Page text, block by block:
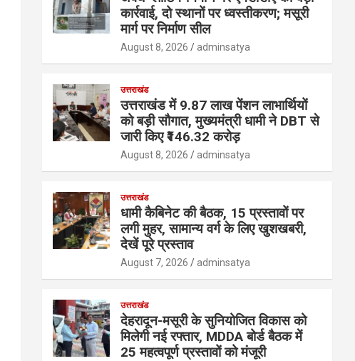
कार्रवाई, दो स्थानों पर ध्वस्तीकरण; मसूरी
मार्ग पर निर्माण सील
August 8, 2026 adminsatya
उत्तराखंड
उत्तराखंड में 9.87 लाख पेंशन लाभार्थियों
को बड़ी सौगात, मुख्यमंत्री धामी ने DBT से
जारी किए ₹146.32 करोड़
August 8, 2026 adminsatya
उत्तराखंड
धामी कैबिनेट की बैठक, 15 प्रस्तावों पर
लगी मुहर, सामान्य वर्ग के लिए खुशखबरी,
देखें पूरे प्रस्ताव
August 7, 2026 adminsatya
उत्तराखंड
देहरादून-मसूरी के सुनियोजित विकास को
मिलेगी नई रफ्तार, MDDA बोर्ड बैठक में
25 महत्वपूर्ण प्रस्तावों को मंजूरी